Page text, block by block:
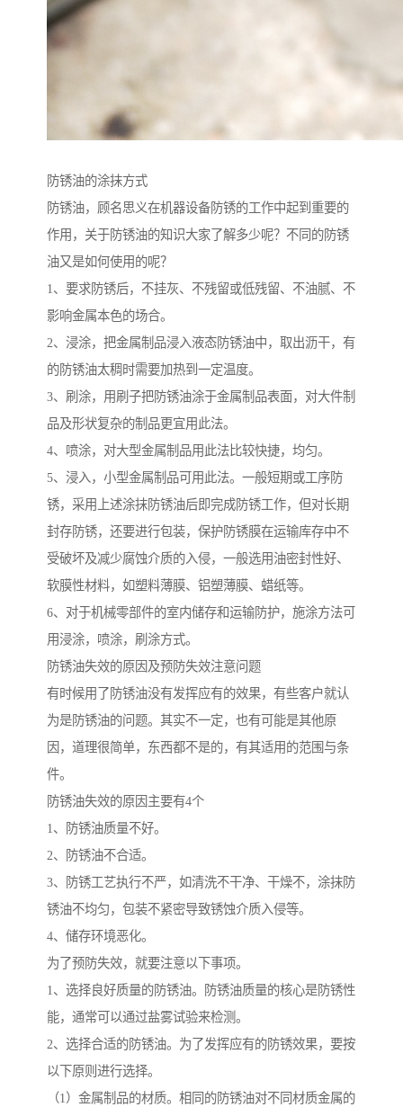
防锈油的涂抹方式
防锈油，顾名思义在机器设备防锈的工作中起到重要的
作用，关于防锈油的知识大家了解多少呢？不同的防锈
油又是如何使用的呢？
1、要求防锈后，不挂灰、不残留或低残留、不油腻、不
影响金属本色的场合。
2、浸涂，把金属制品浸入液态防锈油中，取出沥干，有
的防锈油太稠时需要加热到一定温度。
3、刷涂，用刷子把防锈油涂于金属制品表面，对大件制
品及形状复杂的制品更宜用此法。
4、喷涂，对大型金属制品用此法比较快捷，均匀。
5、浸入，小型金属制品可用此法。一般短期或工序防
锈，采用上述涂抹防锈油后即完成防锈工作，但对长期
封存防锈，还要进行包装，保护防锈膜在运输库存中不
受破坏及减少腐蚀介质的入侵，一般选用油密封性好、
软膜性材料，如塑料薄膜、铝塑薄膜、蜡纸等。
6、对于机械零部件的室内储存和运输防护，施涂方法可
用浸涂，喷涂，刷涂方式。
防锈油失效的原因及预防失效注意问题
有时候用了防锈油没有发挥应有的效果，有些客户就认
为是防锈油的问题。其实不一定，也有可能是其他原
因，道理很简单，东西都不是的，有其适用的范围与条
件。
防锈油失效的原因主要有4个
1、防锈油质量不好。
2、防锈油不合适。
3、防锈工艺执行不严，如清洗不干净、干燥不，涂抹防
锈油不均匀，包装不紧密导致锈蚀介质入侵等。
4、储存环境恶化。
为了预防失效，就要注意以下事项。
1、选择良好质量的防锈油。防锈油质量的核心是防锈性
能，通常可以通过盐雾试验来检测。
2、选择合适的防锈油。为了发挥应有的防锈效果，要按
以下原则进行选择。
（1）金属制品的材质。相同的防锈油对不同材质金属的